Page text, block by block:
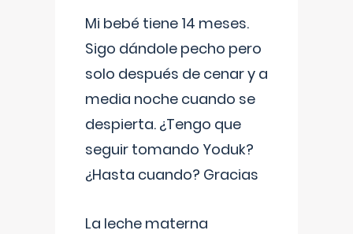
Mi bebé tiene 14 meses.
Sigo dándole pecho pero
solo después de cenar y a
media noche cuando se
despierta. ¿Tengo que
seguir tomando Yoduk?
¿Hasta cuando? Gracias
La leche materna